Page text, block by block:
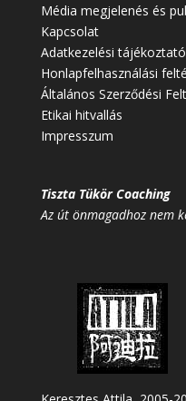
Média megjelenés és
Kapcsolat
Adatkezelési
Honlapfelhasználási
Általános Szerződési
Etikai hitvallás
Impresszum
Tiszta Tükör Coaching
Az út önmagadhoz nem